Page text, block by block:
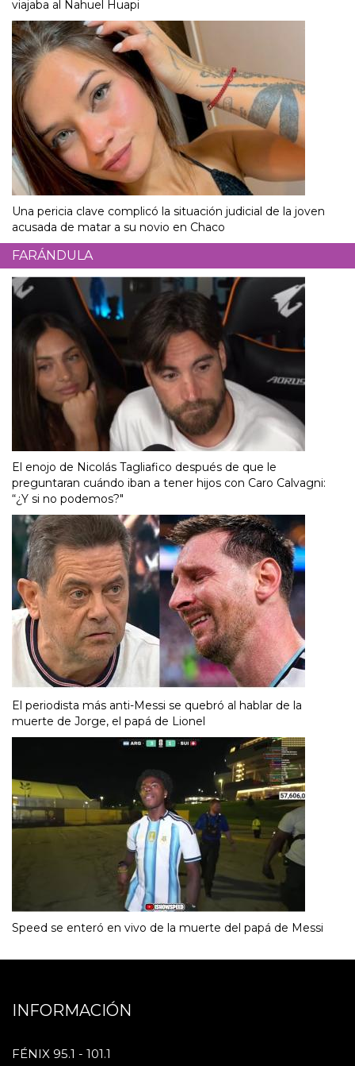
viajaba al Nahuel Huapi
Una pericia clave complicó la situación judicial de la joven
acusada de matar a su novio en Chaco
FARÁNDULA
El enojo de Nicolás Tagliafico después de que le
preguntaran cuándo iban a tener hijos con Caro Calvagni:
“¿Y si no podemos?"
El periodista más anti-Messi se quebró al hablar de la
muerte de Jorge, el papá de Lionel
Speed se enteró en vivo de la muerte del papá de Messi
INFORMACIÓN
FÉNIX 95.1 - 101.1